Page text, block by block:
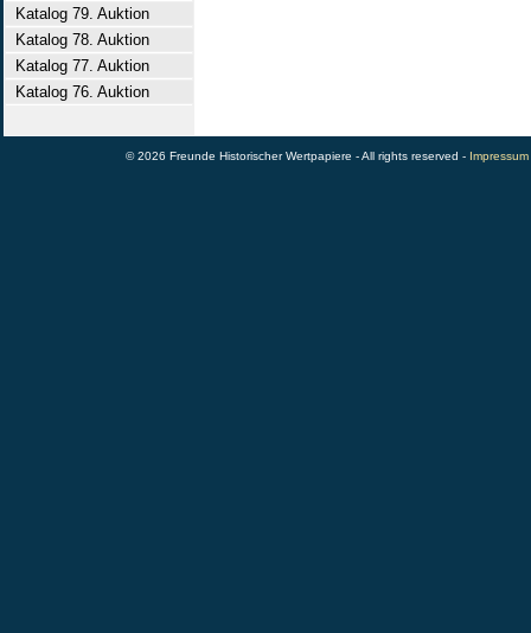
Katalog 79. Auktion
Katalog 78. Auktion
Katalog 77. Auktion
Katalog 76. Auktion
© 2026 Freunde Historischer Wertpapiere - All rights reserved - Impressum